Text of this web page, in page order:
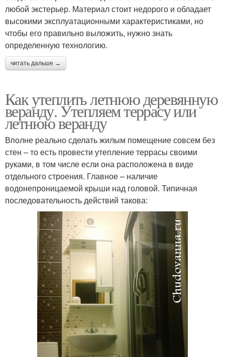
любой экстерьер. Материал стоит недорого и обладает
высокими эксплуатационными характеристиками, но
чтобы его правильно выложить, нужно знать
определенную технологию.
читать дальше →
Как утеплить летнюю деревянную
веранду. Утепляем террасу или
летнюю веранду
Вполне реально сделать жилым помещение совсем без
стен – то есть провести утепление террасы своими
руками, в том числе если она расположена в виде
отдельного строения. Главное – наличие
водонепроницаемой крыши над головой. Типичная
последовательность действий такова: